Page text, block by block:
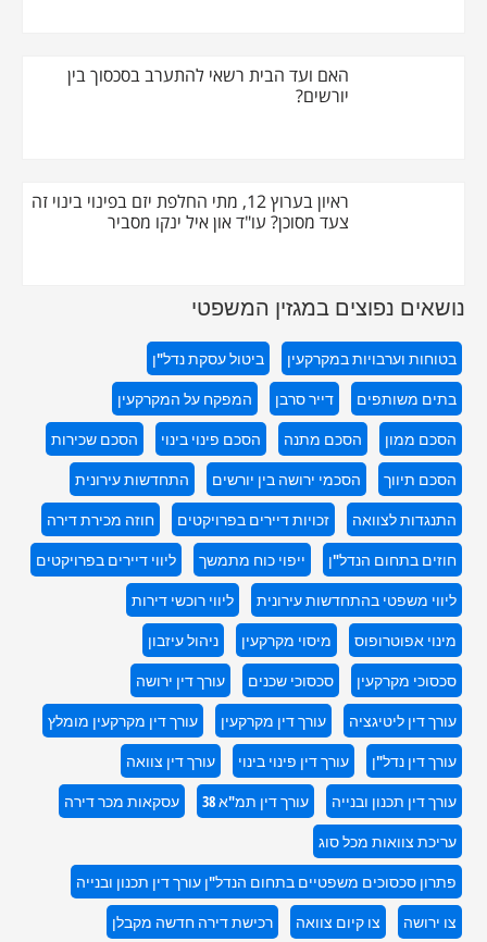
האם ועד הבית רשאי להתערב בסכסוך בין
יורשים?
ראיון בערוץ 12, מתי החלפת יזם בפינוי בינוי זה
צעד מסוכן? עו"ד און איל ינקו מסביר
נושאים נפוצים במגזין המשפטי
בטוחות וערבויות במקרקעין
ביטול עסקת נדל"ן
בתים משותפים
דייר סרבן
המפקח על המקרקעין
הסכם ממון
הסכם מתנה הסכם פינוי בינוי
הסכם שכירות
הסכם תיווך
הסכמי ירושה בין יורשים
התחדשות עירונית
התנגדות לצוואה
זכויות דיירים בפרויקטים
חוזה מכירת דירה
חוזים בתחום הנדל"ן
ייפוי כוח מתמשך
ליווי דיירים בפרויקטים
ליווי משפטי בהתחדשות עירונית
ליווי רוכשי דירות
מינוי אפוטרופוס
מיסוי מקרקעין
ניהול עיזבון
סכסוכי מקרקעין
סכסוכי שכנים
עורך דין ירושה
עורך דין ליטיגציה
עורך דין מקרקעין
עורך דין מקרקעין מומלץ
עורך דין נדל"ן
עורך דין פינוי בינוי
עורך דין צוואה
עורך דין תכנון ובנייה
עורך דין תמ"א 38
עסקאות מכר דירה
עריכת צוואות מכל סוג
פתרון סכסוכים משפטיים בתחום הנדל"ן עורך דין תכנון ובנייה
צו ירושה
צו קיום צוואה רכישת דירה חדשה מקבלן